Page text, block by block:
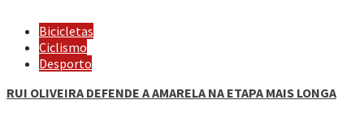
Bicicletas
Ciclismo
Desporto
RUI OLIVEIRA DEFENDE A AMARELA NA ETAPA MAIS LONGA